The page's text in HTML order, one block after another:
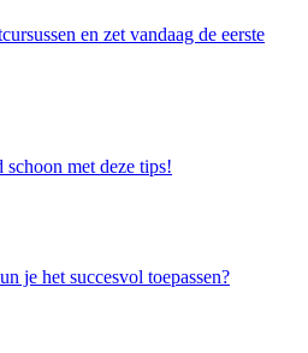
en zet vandaag de eerste
met deze tips!
je het succesvol toepassen?